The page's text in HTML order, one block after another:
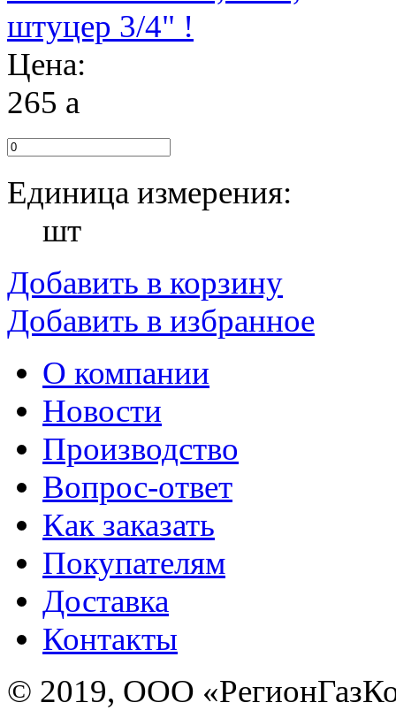
Цена:
265 a
Единица измерения:
шт
Добавить в корзину
Добавить в избранное
О компании
Новости
Производство
Вопрос-ответ
Как заказать
Покупателям
Доставка
Контакты
© 2019, ООО